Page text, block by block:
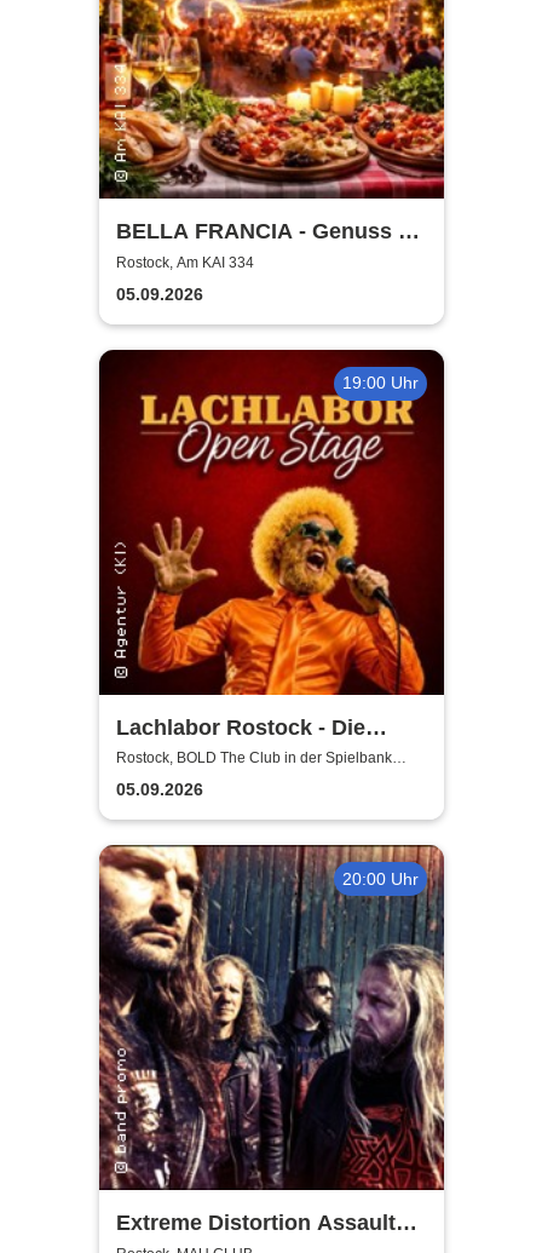
BELLA FRANCIA - Genuss &
Kultur Rostock
Rostock, Am KAI 334
05.09.2026
19:00 Uhr
Lachlabor Rostock - Die
Comedy-Testbühne im BOLD
The Club
Rostock, BOLD The Club in der Spielbank
Rostock
05.09.2026
20:00 Uhr
Extreme Distortion Assault